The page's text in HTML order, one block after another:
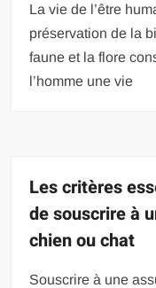
La vie de l’être
préservation de la
faune et la flore
l’homme une vie
Les critères
de souscrire à
chien ou chat
Souscrire à une